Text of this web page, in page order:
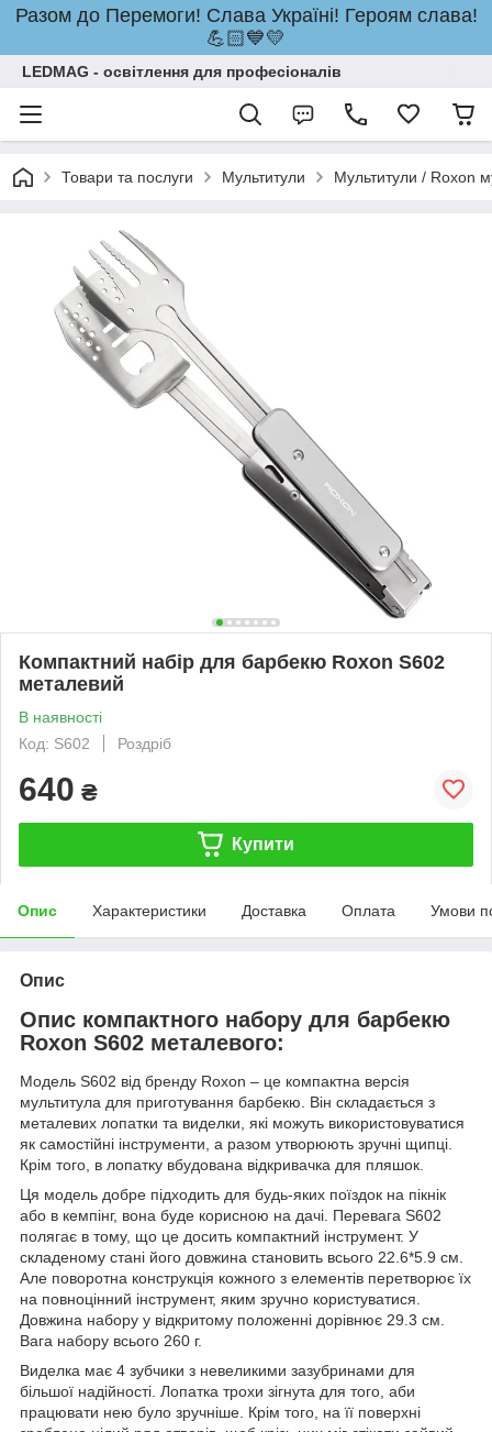
Разом до Перемоги! Слава Україні! Героям слава!
💪🏻💙💛
LEDMAG - освітлення для професіоналів
Товари та послуги Мультитули Мультитули / Roxon
Компактний набір для барбекю Roxon S602
металевий
В наявності
Код: S602
Роздріб
640 ₴
Купити
Опис Характеристики Доставка Оплата Умови
Опис
Опис компактного набору для барбекю
Roxon S602 металевого:
Модель S602 від бренду Roxon – це компактна версія
мультитула для приготування барбекю. Він складається з
металевих лопатки та виделки, які можуть використовуватися
як самостійні інструменти, а разом утворюють зручні щипці.
Крім того, в лопатку вбудована відкривачка для пляшок.
Ця модель добре підходить для будь-яких поїздок на пікнік
або в кемпінг, вона буде корисною на дачі. Перевага S602
полягає в тому, що це досить компактний інструмент. У
складеному стані його довжина становить всього 22.6*5.9 см.
Але поворотна конструкція кожного з елементів перетворює їх
на повноцінний інструмент, яким зручно користуватися.
Довжина набору у відкритому положенні дорівнює 29.3 см.
Вага набору всього 260 г.
Виделка має 4 зубчики з невеликими зазубринами для
більшої надійності. Лопатка трохи зігнута для того, аби
працювати нею було зручніше. Крім того, на її поверхні